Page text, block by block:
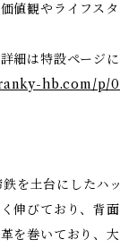
値観やライフス
細は特設ページ
hb.com/p/
を土台にしたハ
伸びており、背
を巻いており、